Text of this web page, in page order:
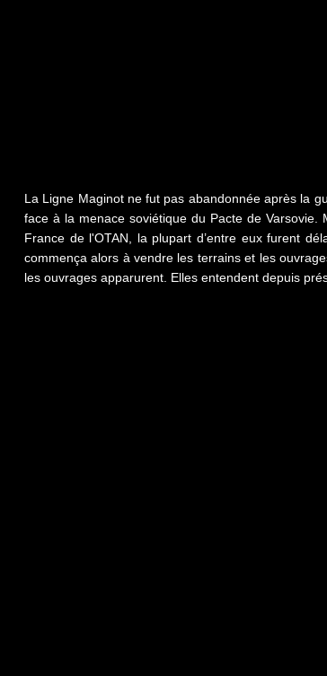
La Ligne Maginot ne fut pas abandonnée après la
face à la menace soviétique du Pacte de
France de l'OTAN, la plupart d’entre eux furent
commença alors à vendre les terrains et les
les ouvrages apparurent. Elles entendent depuis